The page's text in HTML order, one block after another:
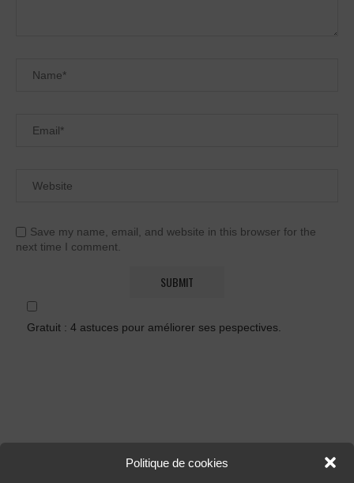
Politique de cookies
Save my name, email, and website in this browser for the
next time I comment.
Gratuit : 4 astuces pour améliorer ses pespectives.
FORMATIONS